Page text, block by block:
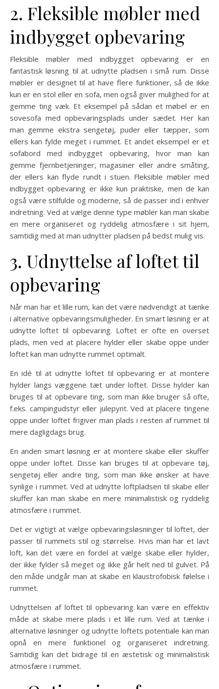
2. Fleksible møbler med
indbygget opbevaring
Fleksible møbler med indbygget opbevaring er en
fantastisk løsning til at udnytte pladsen i små rum. Disse
møbler er designet til at have flere funktioner, så de ikke
kun er en stol eller en sofa, men også giver mulighed for at
gemme ting væk. Et eksempel på sådan et møbel er en
sovesofa med opbevaringsplads under sædet. Her kan
man gemme ekstra sengetøj, puder eller tæpper, som
ellers kan fylde meget i rummet. Et andet eksempel er et
sofabord med indbygget opbevaring, hvor man kan
gemme fjernbetjeninger, magasiner eller andre småting,
der ellers kan flyde rundt i stuen. Fleksible møbler med
indbygget opbevaring er ikke kun praktiske, men de kan
også være stilfulde og moderne, så de passer ind i enhver
indretning. Ved at vælge denne type møbler kan man skabe
en mere organiseret og ryddelig atmosfære i sit hjem,
samtidig med at man udnytter pladsen på bedst mulig vis.
3. Udnyttelse af loftet til
opbevaring
Når man har et lille rum, kan det være nødvendigt at tænke
i alternative opbevaringsmuligheder. En smart løsning er at
udnytte loftet til opbevaring. Loftet er ofte en overset
plads, men ved at placere hylder eller skabe oppe under
loftet kan man udnytte rummet optimalt.
En idé til at udnytte loftet til opbevaring er at montere
hylder langs væggene tæt under loftet. Disse hylder kan
bruges til at opbevare ting, som man ikke bruger så ofte,
f.eks. campingudstyr eller julepynt. Ved at placere tingene
oppe under loftet frigiver man plads i resten af rummet til
mere dagligdags brug.
En anden smart løsning er at montere skabe eller skuffer
oppe under loftet. Disse kan bruges til at opbevare tøj,
sengetøj eller andre ting, som man ikke ønsker at have
synlige i rummet. Ved at udnytte loftpladsen til skabe eller
skuffer kan man skabe en mere minimalistisk og ryddelig
atmosfære i rummet.
Det er vigtigt at vælge opbevaringsløsninger til loftet, der
passer til rummets stil og størrelse. Hvis man har et lavt
loft, kan det være en fordel at vælge skabe eller hylder,
der ikke fylder så meget og ikke går helt ned til gulvet. På
den måde undgår man at skabe en klaustrofobisk følelse i
rummet.
Udnyttelsen af loftet til opbevaring kan være en effektiv
måde at skabe mere plads i et lille rum. Ved at tænke i
alternative løsninger og udnytte loftets potentiale kan man
opnå en mere funktionel og organiseret indretning.
Samtidig kan det bidrage til en æstetisk og minimalistisk
atmosfære i rummet.